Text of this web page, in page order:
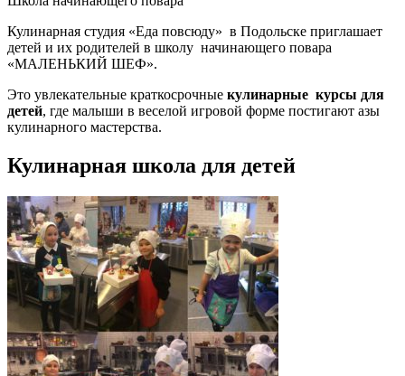
Кулинарная студия «Еда повсюду» в Подольске приглашает
детей и их родителей в школу начинающего повара
«МАЛЕНЬКИЙ ШЕФ».
Это увлекательные краткосрочные кулинарные курсы для
детей, где малыши в веселой игровой форме постигают азы
кулинарного мастерства.
Кулинарная школа для детей